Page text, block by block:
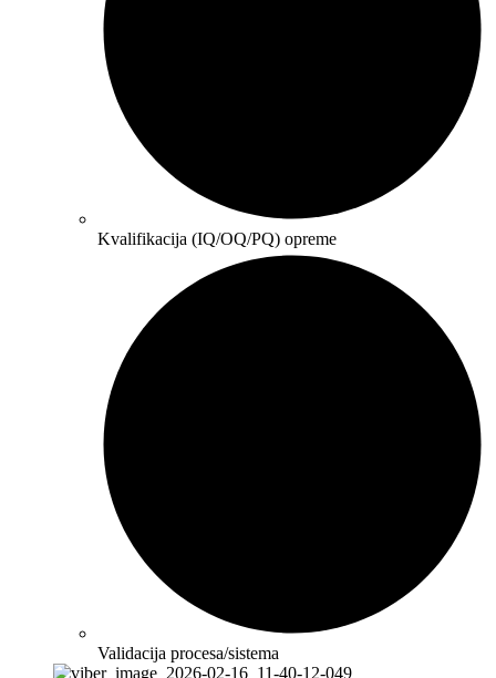
Kvalifikacija (IQ/OQ/PQ) opreme
Validacija procesa/sistema